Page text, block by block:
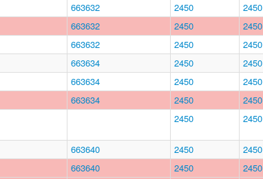
663632 2450 2450
663632 2450 2450
663632 2450 2450
663634 2450 2450
663634 2450 2450
663634 2450 2450
2450 2450
663640 2450 2450
663640 2450 2450